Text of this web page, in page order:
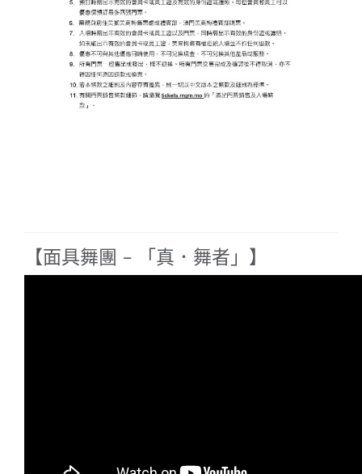
【面具舞團 – 「真．舞者」】